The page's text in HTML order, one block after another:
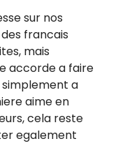
sur nos
francais
mais
accorde a faire
a
aime en
cela reste
egalement